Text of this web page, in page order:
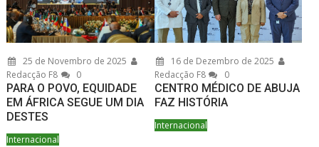
25 de Novembro de 2025
Redacção F8
0
PARA O POVO, EQUIDADE
EM ÁFRICA SEGUE UM DIA
DESTES
Internacional
16 de Dezembro de 2025
Redacção F8
0
CENTRO MÉDICO DE ABUJA
FAZ HISTÓRIA
Internacional